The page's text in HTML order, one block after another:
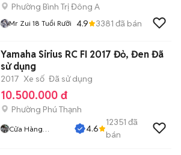
Phường Bình Trị Đông A
Mr Zui 18 Tuổi Rưỡi 4.9 3381 đã bán
Yamaha Sirius RC FI 2017 Đỏ, Đen Đã
sử dụng
2017 Xe số Đã sử dụng
10.500.000 đ
Phường Phú Thạnh
Cửa Hàng
4.6
12351 đã
bán